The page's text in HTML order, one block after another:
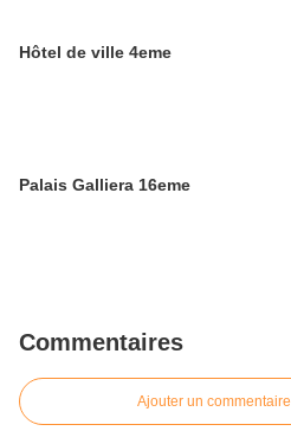
Hôtel de ville 4eme
Palais Galliera 16eme
Commentaires
Ajouter un commentaire